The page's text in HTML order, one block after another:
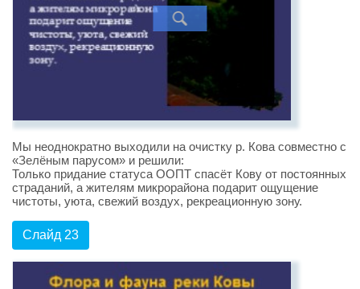
Мы неоднократно выходили на очистку р. Кова совместно с
«Зелёным парусом» и решили:
Только придание статуса ООПТ спасёт Кову от постоянных
страданий, а жителям микрорайона подарит ощущение
чистоты, уюта, свежий воздух, рекреационную зону.
Слайд 23